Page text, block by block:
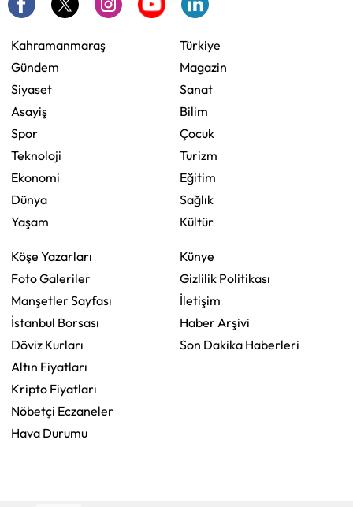
Kahramanmaraş
Gündem
Siyaset
Asayiş
Spor
Teknoloji
Ekonomi
Dünya
Yaşam
Türkiye
Magazin
Sanat
Bilim
Çocuk
Turizm
Eğitim
Sağlık
Kültür
Köşe Yazarları
Foto Galeriler
Manşetler Sayfası
İstanbul Borsası
Döviz Kurları
Altın Fiyatları
Kripto Fiyatları
Nöbetçi Eczaneler
Hava Durumu
Künye
Gizlilik Politikası
İletişim
Haber Arşivi
Son Dakika Haberleri